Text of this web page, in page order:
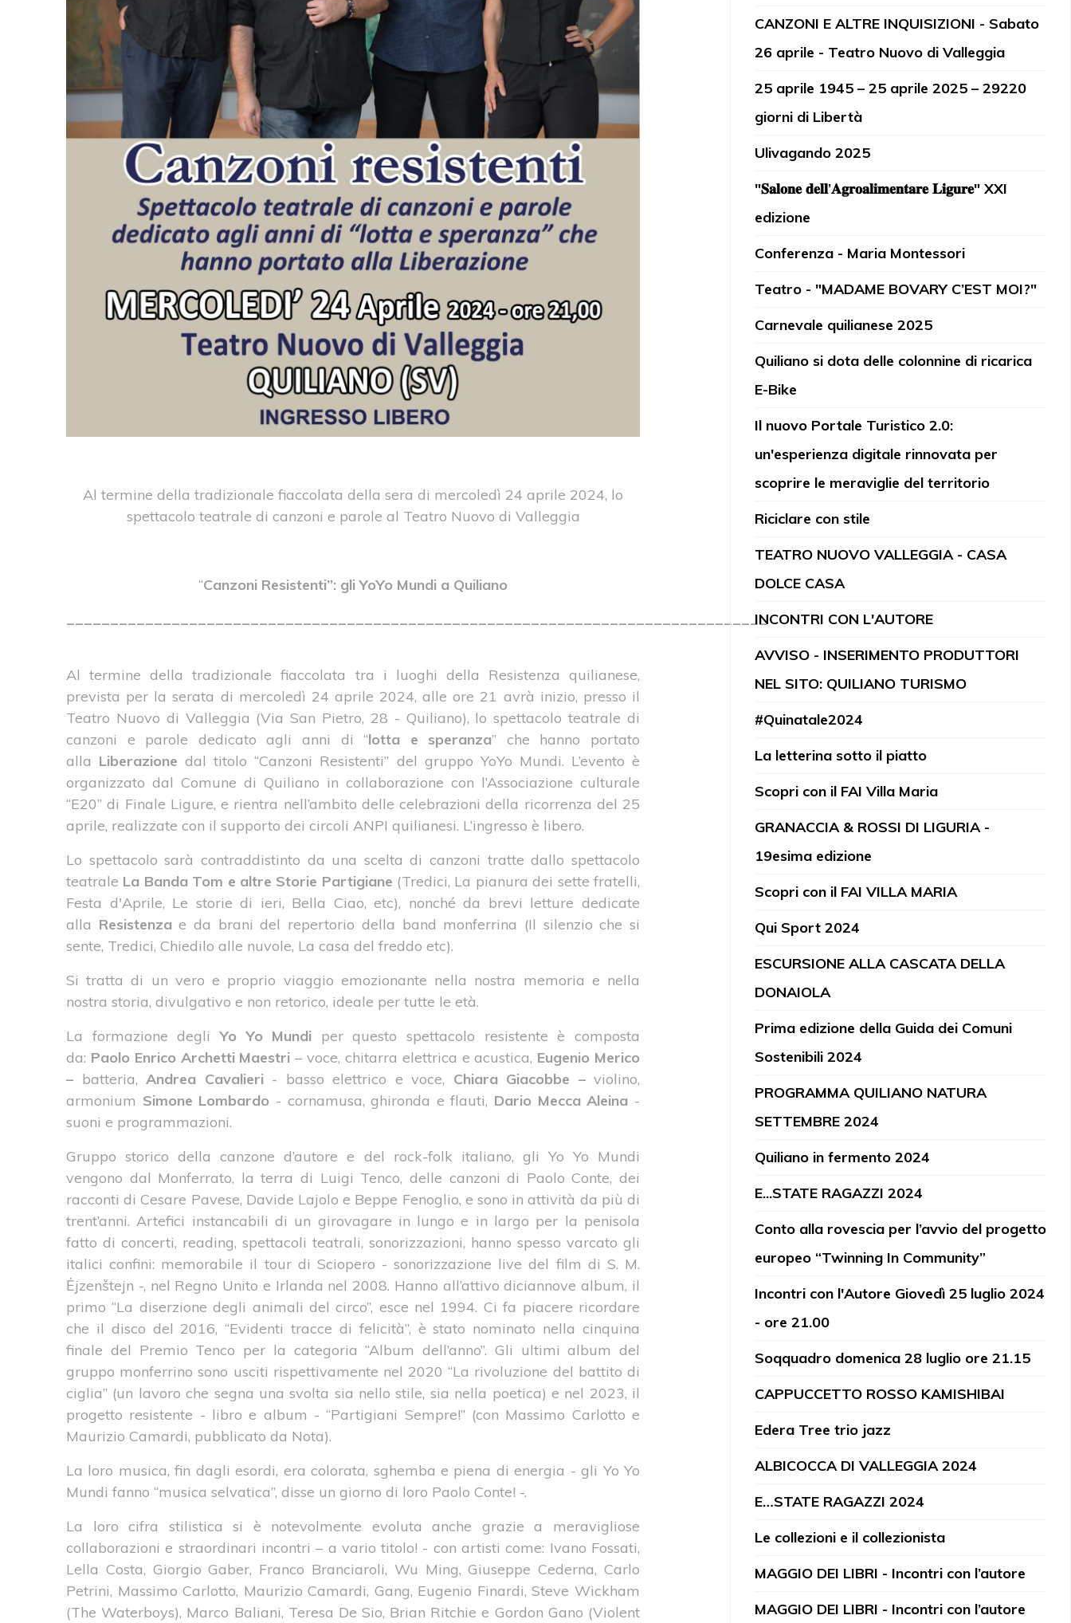
Al termine della tradizionale fiaccolata della sera di mercoledì 24 aprile 2024, lo
spettacolo teatrale di canzoni e parole al Teatro Nuovo di Valleggia
“Canzoni Resistenti”: gli YoYo Mundi a Quiliano
________________________________________________________________________________
Al termine della tradizionale fiaccolata tra i luoghi della Resistenza quilianese,
prevista per la serata di mercoledì 24 aprile 2024, alle ore 21 avrà inizio, presso il
Teatro Nuovo di Valleggia (Via San Pietro, 28 - Quiliano), lo spettacolo teatrale di
canzoni e parole dedicato agli anni di “lotta e speranza” che hanno portato
alla Liberazione dal titolo “Canzoni Resistenti” del gruppo YoYo Mundi. L’evento è
organizzato dal Comune di Quiliano in collaborazione con l’Associazione culturale
“E20” di Finale Ligure, e rientra nell’ambito delle celebrazioni della ricorrenza del 25
aprile, realizzate con il supporto dei circoli ANPI quilianesi. L’ingresso è libero.
Lo spettacolo sarà contraddistinto da una scelta di canzoni tratte dallo spettacolo
teatrale La Banda Tom e altre Storie Partigiane (Tredici, La pianura dei sette fratelli,
Festa d'Aprile, Le storie di ieri, Bella Ciao, etc), nonché da brevi letture dedicate
alla Resistenzae da brani del repertorio della band monferrina (Il silenzio che si
sente, Tredici, Chiedilo alle nuvole, La casa del freddo etc).
Si tratta di un vero e proprio viaggio emozionante nella nostra memoria e nella
nostra storia, divulgativo e non retorico, ideale per tutte le età.
La formazione degliYo Yo Mundi per questo spettacolo resistente è composta
da: Paolo Enrico Archetti Maestri– voce, chitarra elettrica e acustica, Eugenio Merico
– batteria, Andrea Cavalieri - basso elettrico e voce, Chiara Giacobbe –violino,
armonium Simone Lombardo - cornamusa, ghironda e flauti, Dario Mecca Aleina -
suoni e programmazioni.
Gruppo storico della canzone d’autore e del rock-folk italiano, gli Yo Yo Mundi
vengono dal Monferrato, la terra di Luigi Tenco, delle canzoni di Paolo Conte, dei
racconti di Cesare Pavese, Davide Lajolo e Beppe Fenoglio, e sono in attività da più di
trent’anni. Artefici instancabili di un girovagare in lungo e in largo per la penisola
fatto di concerti, reading, spettacoli teatrali, sonorizzazioni, hanno spesso varcato gli
italici confini: memorabile il tour di Sciopero - sonorizzazione live del film di S. M.
Ėjzenštejn -, nel Regno Unito e Irlanda nel 2008. Hanno all’attivo diciannove album, il
primo “La diserzione degli animali del circo”, esce nel 1994. Ci fa piacere ricordare
che il disco del 2016, “Evidenti tracce di felicità”, è stato nominato nella cinquina
finale del Premio Tenco per la categoria “Album dell’anno”. Gli ultimi album del
gruppo monferrino sono usciti rispettivamente nel 2020 “La rivoluzione del battito di
ciglia” (un lavoro che segna una svolta sia nello stile, sia nella poetica) e nel 2023, il
progetto resistente - libro e album - “Partigiani Sempre!” (con Massimo Carlotto e
Maurizio Camardi, pubblicato da Nota).
La loro musica, fin dagli esordi, era colorata, sghemba e piena di energia - gli Yo Yo
Mundi fanno “musica selvatica”, disse un giorno di loro Paolo Conte! -.
La loro cifra stilistica si è notevolmente evoluta anche grazie a meravigliose
collaborazioni e straordinari incontri – a vario titolo! - con artisti come: Ivano Fossati,
Lella Costa, Giorgio Gaber, Franco Branciaroli, Wu Ming, Giuseppe Cederna, Carlo
Petrini, Massimo Carlotto, Maurizio Camardi, Gang, Eugenio Finardi, Steve Wickham
(The Waterboys), Marco Baliani, Teresa De Sio, Brian Ritchie e Gordon Gano (Violent
CANZONI E ALTRE INQUISIZIONI - Sabato
26 aprile - Teatro Nuovo di Valleggia
25 aprile 1945 – 25 aprile 2025 – 29220
giorni di Libertà
Ulivagando 2025
"𝐒𝐚𝐥𝐨𝐧𝐞 𝐝𝐞𝐥𝐥’𝐀𝐠𝐫𝐨𝐚𝐥𝐢𝐦𝐞𝐧𝐭𝐚𝐫𝐞 𝐋𝐢𝐠𝐮𝐫𝐞" XXI
edizione
Conferenza - Maria Montessori
Teatro - "MADAME BOVARY C’EST MOI?"
Carnevale quilianese 2025
Quiliano si dota delle colonnine di ricarica
E-Bike
Il nuovo Portale Turistico 2.0:
un'esperienza digitale rinnovata per
scoprire le meraviglie del territorio
Riciclare con stile
TEATRO NUOVO VALLEGGIA - CASA
DOLCE CASA
INCONTRI CON L'AUTORE
AVVISO - INSERIMENTO PRODUTTORI
NEL SITO: QUILIANO TURISMO
#Quinatale2024
La letterina sotto il piatto
Scopri con il FAI Villa Maria
GRANACCIA & ROSSI DI LIGURIA -
19esima edizione
Scopri con il FAI VILLA MARIA
Qui Sport 2024
ESCURSIONE ALLA CASCATA DELLA
DONAIOLA
Prima edizione della Guida dei Comuni
Sostenibili 2024
PROGRAMMA QUILIANO NATURA
SETTEMBRE 2024
Quiliano in fermento 2024
E...STATE RAGAZZI 2024
Conto alla rovescia per l’avvio del progetto
europeo “Twinning In Community”
Incontri con l'Autore Giovedì 25 luglio 2024
- ore 21.00
Soqquadro domenica 28 luglio ore 21.15
CAPPUCCETTO ROSSO KAMISHIBAI
Edera Tree trio jazz
ALBICOCCA DI VALLEGGIA 2024
E…STATE RAGAZZI 2024
Le collezioni e il collezionista
MAGGIO DEI LIBRI - Incontri con l’autore
MAGGIO DEI LIBRI - Incontri con l’autore